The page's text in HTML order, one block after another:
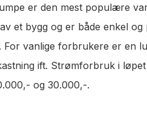
er den mest populære
et bygg og er både enkel
For vanlige forbrukere er en
ift. Strømforbruk i
og 30.000,-.